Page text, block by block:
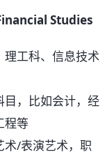
Studies
理工科、信息技术
目，比如会计，经
程等
术/表演艺术，职